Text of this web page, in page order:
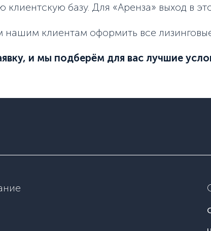
базу. Для «Аренза» выход в
клиентам оформить все
и мы подберём для вас лучшие